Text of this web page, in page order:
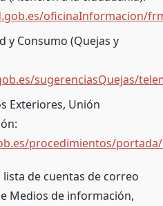
oficinaInformacion/
y Consumo (Quejas y
sugerenciasQuejas/
Exteriores, Unión
procedimientos/
de cuentas de correo
Medios de información,